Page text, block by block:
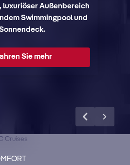
luxuriöser Außenbereich
Swimmingpool und
Sie mehr
luxuriöse und
mit 24-